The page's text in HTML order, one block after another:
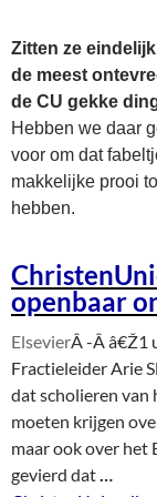
Zitten ze
de meest
de CU gekke
Hebben we daar
voor om dat
makkelijke prooi
hebben.
openbaar
ElsevierÂ -Ââ€Ž1
Fractieleider Arie
dat scholieren van
moeten krijgen
maar ook over het
gevierd dat…